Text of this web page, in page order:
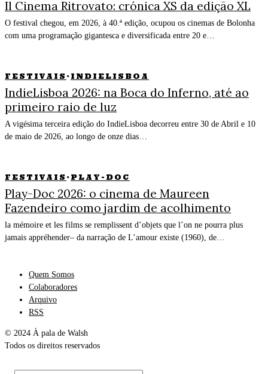
Il Cinema Ritrovato: crónica XS da edição XL
O festival chegou, em 2026, à 40.ª edição, ocupou os cinemas de Bolonha
com uma programação gigantesca e diversificada entre 20 e…
FESTIVAIS · INDIELISBOA
IndieLisboa 2026: na Boca do Inferno, até ao
primeiro raio de luz
A vigésima terceira edição do IndieLisboa decorreu entre 30 de Abril e 10
de maio de 2026, ao longo de onze dias…
FESTIVAIS · PLAY-DOC
Play-Doc 2026: o cinema de Maureen
Fazendeiro como jardim de acolhimento
la mémoire et les films se remplissent d’objets que l’on ne pourra plus
jamais appréhender– da narração de L’amour existe (1960), de…
Quem Somos
Colaboradores
Arquivo
RSS
© 2024 À pala de Walsh
Todos os direitos reservados